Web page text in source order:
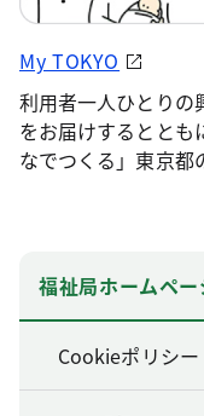
My TOKYO
利用者一人ひとりの
をお届けするととも
なでつくる」東京都
福祉局ホームペ
Cookieポリシー